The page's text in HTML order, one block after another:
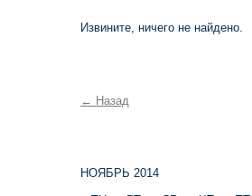
Извините, ничего не найдено.
← Назад
НОЯБРЬ 2014